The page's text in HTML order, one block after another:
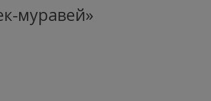
муравей»